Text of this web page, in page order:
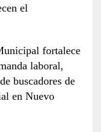
el
fortalece
laboral,
buscadores de
en Nuevo